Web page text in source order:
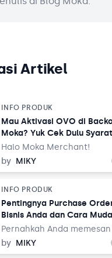
Artikel
INFO PRODUK
Mau Aktivasi OVO di
Moka? Yuk Cek Dulu
Ketentuannya
Halo Moka Merchant!
by MIKY
INFO PRODUK
Pentingnya Purchase
Bisnis Anda dan Cara
Membuatnya
Pernahkah Anda
dalam jumlah yang relatif
namun ketika produknya
by MIKY